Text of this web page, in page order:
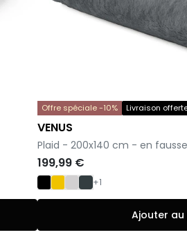
Offre spéciale -10% Livraison
VENUS
-
Plaid - 200x140 cm - en
199,99 €
+1
Ajouter au